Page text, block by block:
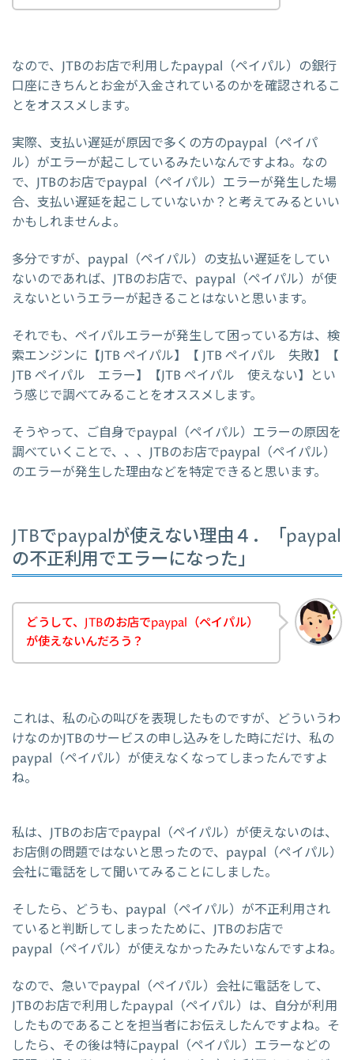
なので、JTBのお店で利用したpaypal（ペイパル）の銀行
口座にきちんとお金が入金されているのかを確認されるこ
とをオススメします。
実際、支払い遅延が原因で多くの方のpaypal（ペイパ
ル）がエラーが起こしているみたいなんですよね。なの
で、JTBのお店でpaypal（ペイパル）エラーが発生した場
合、支払い遅延を起こしていないか？と考えてみるといい
かもしれませんよ。
多分ですが、paypal（ペイパル）の支払い遅延をしてい
ないのであれば、JTBのお店で、paypal（ペイパル）が使
えないというエラーが起きることはないと思います。
それでも、ペイパルエラーが発生して困っている方は、検
索エンジンに【JTB ペイパル】【 JTB ペイパル 失敗】【
JTB ペイパル エラー】【JTB ペイパル 使えない】とい
う感じで調べてみることをオススメします。
そうやって、ご自身でpaypal（ペイパル）エラーの原因を
調べていくことで、、、JTBのお店でpaypal（ペイパル）
のエラーが発生した理由などを特定できると思います。
JTBでpaypalが使えない理由４．「paypal
の不正利用でエラーになった」
どうして、JTBのお店でpaypal（ペイパル）
が使えないんだろう？
これは、私の心の叫びを表現したものですが、どういうわ
けなのかJTBのサービスの申し込みをした時にだけ、私の
paypal（ペイパル）が使えなくなってしまったんですよ
ね。
私は、JTBのお店でpaypal（ペイパル）が使えないのは、
お店側の問題ではないと思ったので、paypal（ペイパル）
会社に電話をして聞いてみることにしました。
そしたら、どうも、paypal（ペイパル）が不正利用され
ていると判断してしまったために、JTBのお店で
paypal（ペイパル）が使えなかったみたいなんですよね。
なので、急いでpaypal（ペイパル）会社に電話をして、
JTBのお店で利用したpaypal（ペイパル）は、自分が利用
したものであることを担当者にお伝えしたんですよね。そ
したら、その後は特にpaypal（ペイパル）エラーなどの